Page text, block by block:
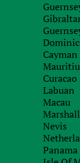
Curacao
Labuan
Macau
Nevis
Panama
6
2.